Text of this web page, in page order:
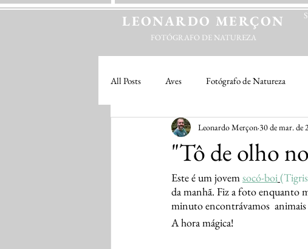
LEONARDO MERÇON
FOTÓGRAFO DE NATUREZA
All Posts Aves Fotógrafo de Natureza
"Tô de olho
Leonardo Merçon 30 de mar. de
Este é um jovem socó-boi
da manhã. Fiz a foto enquanto
minuto encontrávamos  animais
A hora mágica!